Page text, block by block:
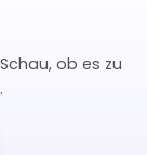
ob es zu